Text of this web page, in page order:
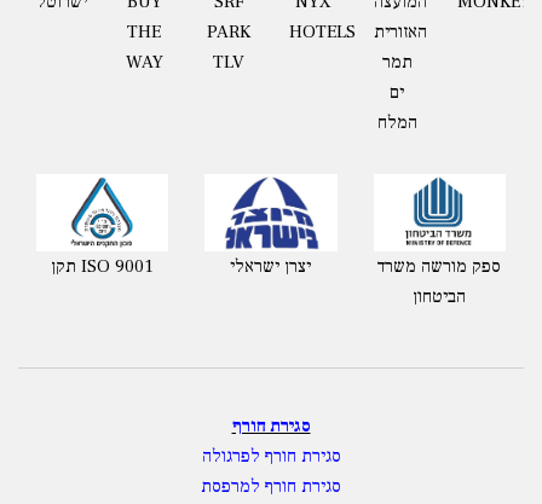
THE
WAY
PARK
TLV
HOTELS
האזורית
תמר
ים
המלח
תקן ISO 9001 יצרן ישראלי
ספק מורשה משרד
הביטחון
סגירת חורף
סגירת חורף לפרגולה
סגירת חורף למרפסת